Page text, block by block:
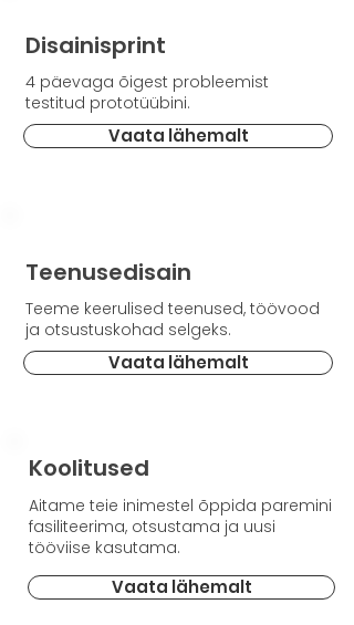
Disainisprint
4 päevaga õigest probleemist
testitud prototüübini.
Vaata lähemalt
Teenusedisain
Teeme keerulised teenused, töövood
ja otsustuskohad selgeks.
Vaata lähemalt
Koolitused
Aitame teie inimestel õppida paremini
fasiliteerima, otsustama ja uusi
tööviise kasutama.
Vaata lähemalt